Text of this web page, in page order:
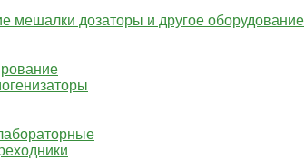
мешалки дозаторы и другое оборудование